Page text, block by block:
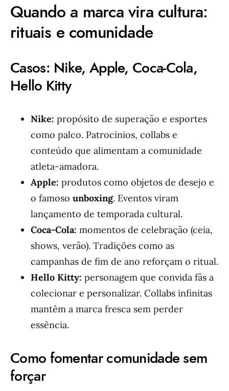
Quando a marca vira cultura:
rituais e comunidade
Casos: Nike, Apple, Coca-Cola,
Hello Kitty
Nike: propósito de superação e esportes
como palco. Patrocínios, collabs e
conteúdo que alimentam a comunidade
atleta-amadora.
Apple: produtos como objetos de desejo e
o famoso unboxing. Eventos viram
lançamento de temporada cultural.
Coca-Cola: momentos de celebração (ceia,
shows, verão). Tradições como as
campanhas de fim de ano reforçam o ritual.
Hello Kitty: personagem que convida fãs a
colecionar e personalizar. Collabs infinitas
mantêm a marca fresca sem perder
essência.
Como fomentar comunidade sem
forçar